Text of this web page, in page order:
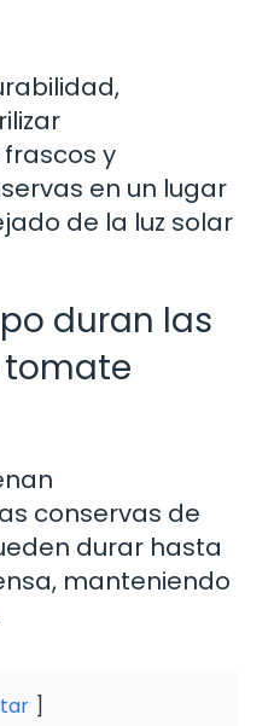
y
en un lugar
de la luz solar
duran las
tomate
conservas de
durar hasta
manteniendo